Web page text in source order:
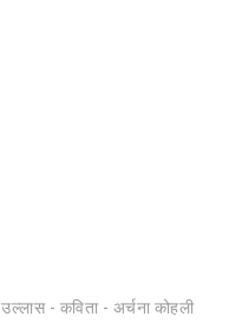
उल्लास - कविता - अर्चना कोहली